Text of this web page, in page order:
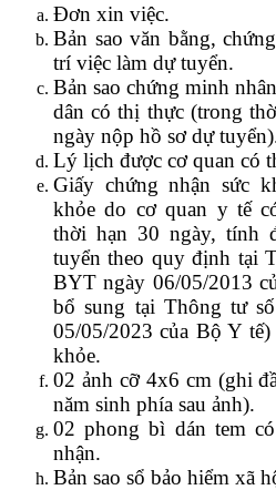
Đơn xin việc.
Bản sao văn bằng,
trí việc làm dự tuyển.
Bản sao chứng minh
dân có thị thực (trong
ngày nộp hồ sơ dự
Lý lịch được cơ quan có
Giấy chứng nhận sức
khỏe do cơ quan y tế
thời hạn 30 ngày, tính
tuyển theo quy định tại
BYT ngày 06/05/2013
bổ sung tại Thông tư
05/05/2023 của Bộ Y
khỏe.
02 ảnh cỡ 4x6 cm (ghi
năm sinh phía sau ảnh).
02 phong bì dán tem
nhận.
Bản sao sổ bảo hiểm xã